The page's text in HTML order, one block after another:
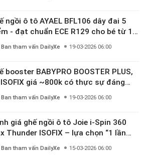
ngồi ô tô AYAEL BFL106 dây đai 5
- đạt chuẩn ECE R129 cho bé từ 1–
Ban tham vấn DailyXe 19-03-2026 06:00
booster BABYPRO BOOSTER PLUS,
giá ~800k có thực sự đáng
Ban tham vấn DailyXe 19-03-2026 06:00
giá ghế ngồi ô tô Joie i-Spin 360
Thunder ISOFIX – lựa chọn “1 lần
đến 12 năm” có đáng giá gần 9
Ban tham vấn DailyXe 15-03-2026 06:00